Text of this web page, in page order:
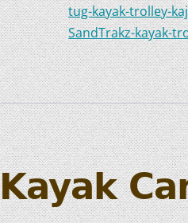
HOBIE KAJAKS
tug-kayak-trolley-
SandTrakz-kayak-